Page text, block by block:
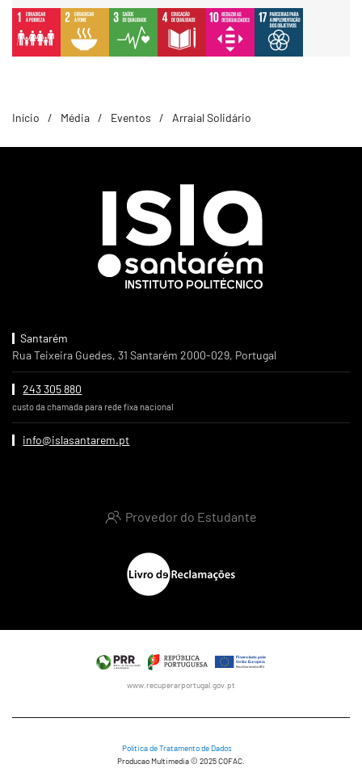
Início Média Eventos Arraial Solidário
Santarém
Rua Teixeira Guedes, 31 Santarém 2000-029, Portugal
243 305 880
custo da chamada para rede fixa nacional
info@islasantarem.pt
Provedor do Estudante
www.recuperarportugal.gov.pt
Política de Tratamento de Dados
Producao Multimedia © 2025 COFAC.